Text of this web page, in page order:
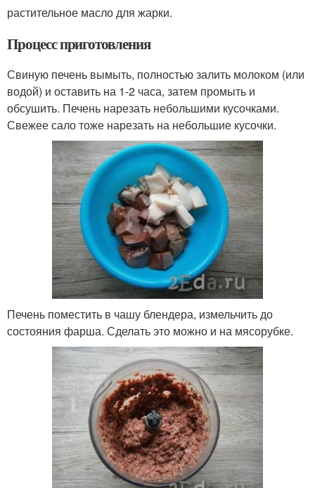
растительное масло для жарки.
Процесс приготовления
Свиную печень вымыть, полностью залить молоком (или
водой) и оставить на 1-2 часа, затем промыть и
обсушить. Печень нарезать небольшими кусочками.
Свежее сало тоже нарезать на небольшие кусочки.
Печень поместить в чашу блендера, измельчить до
состояния фарша. Сделать это можно и на мясорубке.